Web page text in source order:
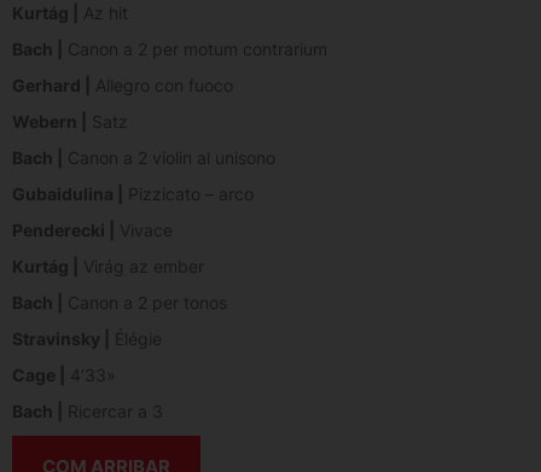
Kurtág |
Az hit
Bach |
Canon a 2 per motum contrarium
Gerhard |
Allegro con fuoco
Webern |
Satz
Bach |
Canon a 2 violin al unisono
Gubaidulina |
Pizzicato – arco
Penderecki |
Vivace
Kurtág |
Virág az ember
Bach |
Canon a 2 per tonos
Stravinsky |
Élégie
Cage |
4’33»
Bach |
Ricercar a 3
COM ARRIBAR